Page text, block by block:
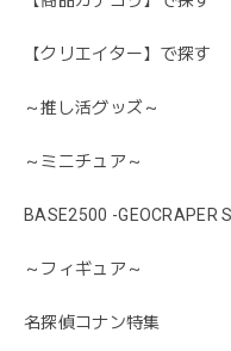
【クリエイター】で探す
～推し活グッズ～
～ミニチュア～
BASE2500 -GEOCRAPER
～フィギュア～
名探偵コナン特集